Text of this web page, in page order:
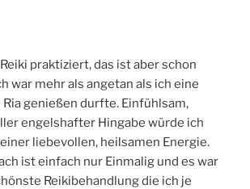
praktiziert, das ist aber schon
war mehr als angetan als ich eine
genießen durfte. Einfühlsam,
engelshafter Hingabe würde ich
liebevollen, heilsamen Energie.
ist einfach nur Einmalig und es war
Reikibehandlung die ich je